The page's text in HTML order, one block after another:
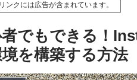
ンクには広告が含まれています。
でもできる！
を構築する方法